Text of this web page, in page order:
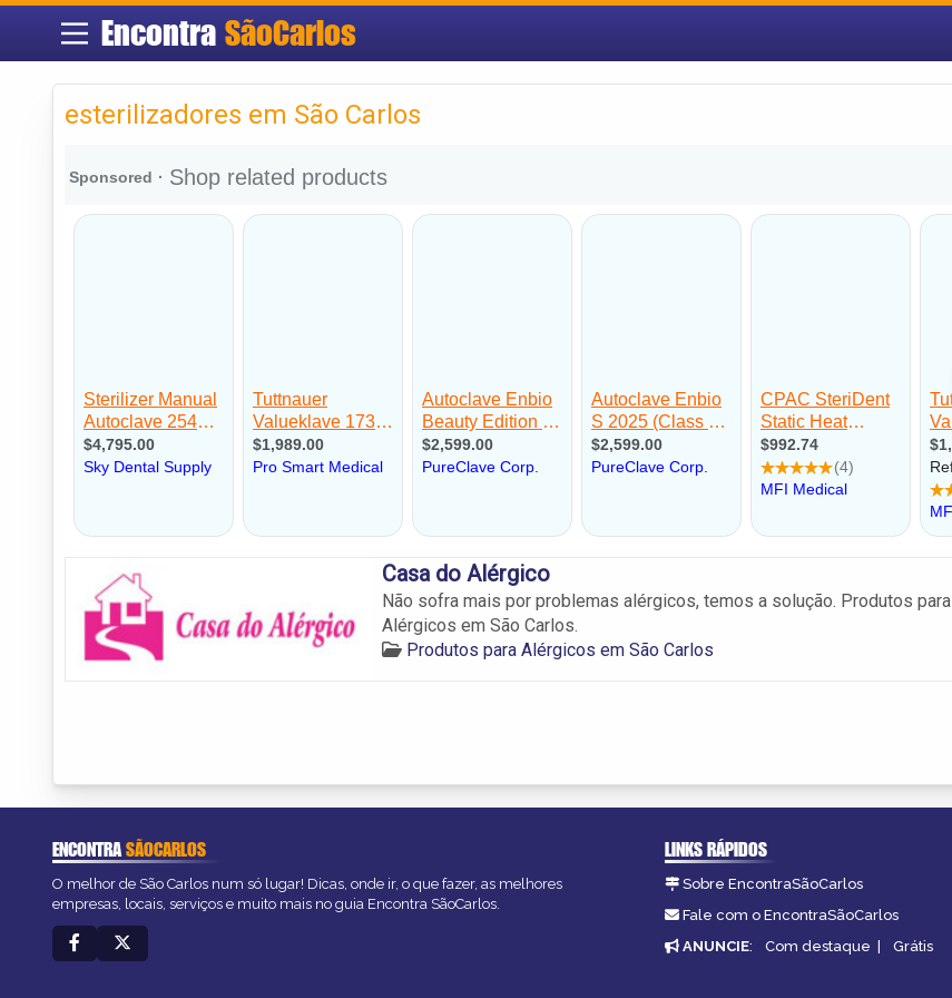
Encontra SãoCarlos
esterilizadores em São Carlos
Casa do Alérgico
Não sofra mais por problemas alérgicos, temos a solução. Produtos para
Alérgicos em São Carlos.
Produtos para Alérgicos em São Carlos
ENCONTRASÃOCARLOS
O melhor de São Carlos num só lugar! Dicas, onde ir, o que fazer, as melhores
empresas, locais, serviços e muito mais no guia Encontra SãoCarlos.
LINKS RÁPIDOS
Sobre EncontraSãoCarlos
Fale com o EncontraSãoCarlos
ANUNCIE: Com destaque | Grátis